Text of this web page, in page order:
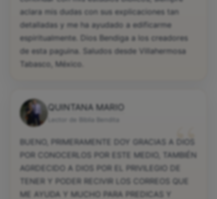
aclara mis dudas con sus explicaciones tan
detalladas y me ha ayudado a edificarme
espiritualmente. Dios Bendiga a los creadores
de esta paguina. Saludos desde Villahermosa
Tabasco, México.
QUINTANA MARIO
“
BUENO, PRIMERAMENTE DOY GRACIAS A DIOS
POR CONOCERLOS POR ESTE MEDIO, TAMBIÉN
AGRDECIDO A DIOS POR EL PRIVILEGIO DE
TENER Y PODER RECIVIR LOS CORREOS QUE
ME AYUDA Y MUCHO PARA PREDICAS Y